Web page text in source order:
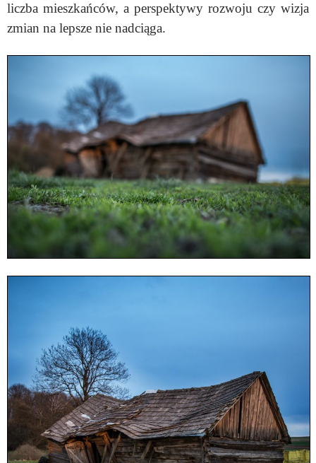
liczba mieszkańców, a perspektywy rozwoju czy wizja
zmian na lepsze nie nadciąga.